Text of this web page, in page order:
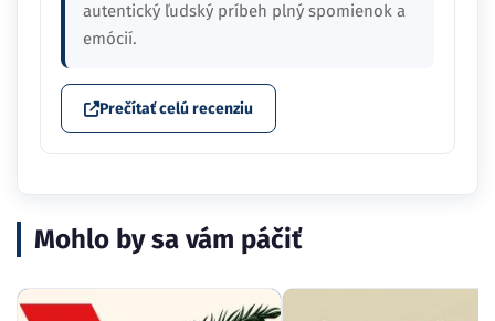
autentický ľudský príbeh plný spomienok a
emócií.
Prečítať celú recenziu
Mohlo by sa vám páčiť